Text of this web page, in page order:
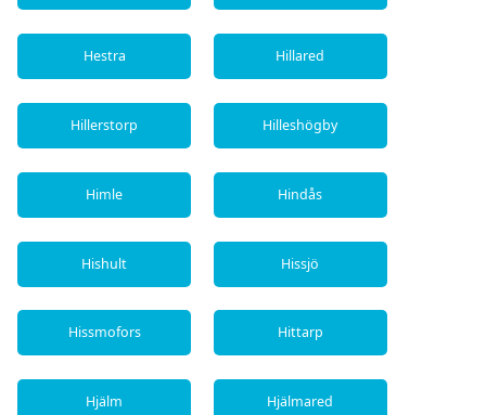
Hestra Hillared
Hillerstorp Hilleshögby
Himle Hindås
Hishult Hissjö
Hissmofors Hittarp
Hjälm Hjälmared